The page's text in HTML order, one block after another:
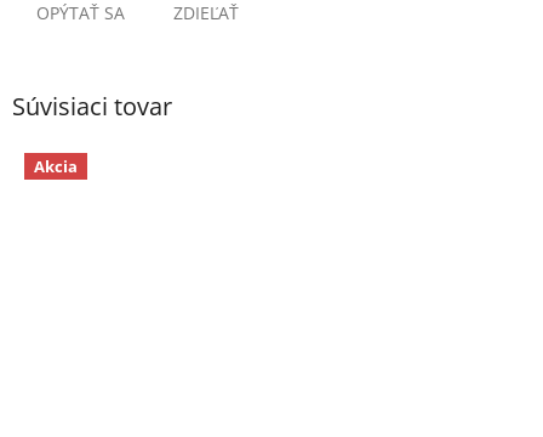
OPÝTAŤ SA ZDIEĽAŤ
Súvisiaci tovar
Akcia